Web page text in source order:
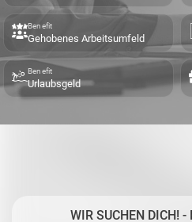
Benefit
Gehobenes Arbeitsumfeld
Benefit
Urlaubsgeld
WIR SUCHEN DICH!